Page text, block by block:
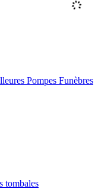
Pompes Funèbres
tombales